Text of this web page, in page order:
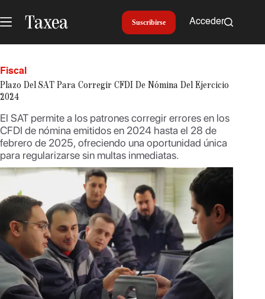
al
contenido
Suscribirse Acceder
Fiscal
Plazo Del SAT Para Corregir CFDI De Nómina Del Ejercicio
2024
El SAT permite a los patrones corregir errores en los
CFDI de nómina emitidos en 2024 hasta el 28 de
febrero de 2025, ofreciendo una oportunidad única
para regularizarse sin multas inmediatas.